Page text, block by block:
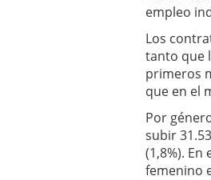
empleo
Los
tanto que
primeros
que en el
Por
subir
(1,8%).
femenino